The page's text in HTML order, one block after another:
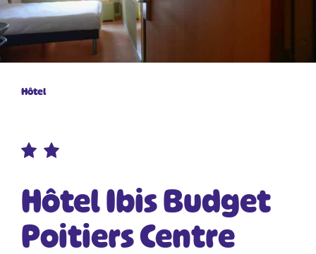
Hôtel
Hôtel Ibis Budget
Poitiers Centre